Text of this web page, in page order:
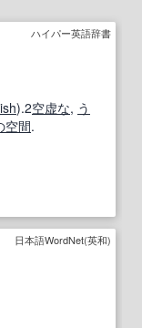
ハイパー英語辞書
).2空虚な, う
空間.
日本語WordNet(英和)